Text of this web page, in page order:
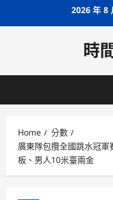
2026 年 8
時
Home
分數
廣東隊包攬全國跳水冠
板、男人10米臺兩金